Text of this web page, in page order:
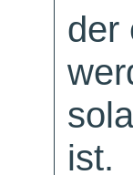
der
ist.